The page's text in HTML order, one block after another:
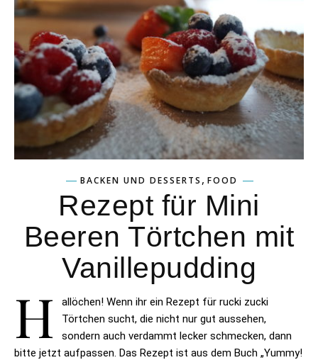
BACKEN UND DESSERTS , FOOD
Rezept für Mini
Beeren Törtchen mit
Vanillepudding
H
allöchen! Wenn ihr ein Rezept für rucki zucki
Törtchen sucht, die nicht nur gut aussehen,
sondern auch verdammt lecker schmecken, dann
bitte jetzt aufpassen. Das Rezept ist aus dem Buch „Yummy!